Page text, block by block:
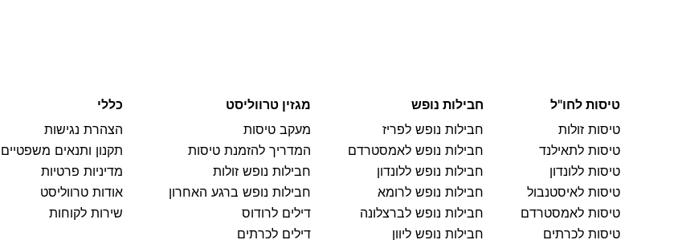
טיסות לחו"ל
טיסות זולות
טיסות לתאילנד
טיסות ללונדון
טיסות לאיסטנבול
טיסות לאמסטרדם
טיסות לכרתים
חבילות נופש
חבילות נופש לפריז
חבילות נופש לאמסטרדם
חבילות נופש ללונדון
חבילות נופש לרומא
חבילות נופש לברצלונה
חבילות נופש ליוון
מגזין טרווליסט
מעקב טיסות
המדריך להזמנת טיסות
חבילות נופש זולות
חבילות נופש ברגע האחרון
דילים לרודוס
דילים לכרתים
כללי
הצהרת נגישות
תקנון ותנאים משפטיים
מדיניות פרטיות
אודות טרווליסט
שירות לקוחות